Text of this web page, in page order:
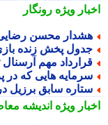
ویژهرونگار
محسن رضایی
پخش زنده بازی های
مهم آرسنال
هایی که در
سابق برزیل در
ویژهاندیشه معاصر